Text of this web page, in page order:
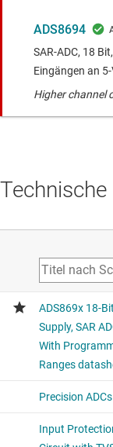
ADS8694
SAR-ADC, 18
Eingängen an
Higher channel